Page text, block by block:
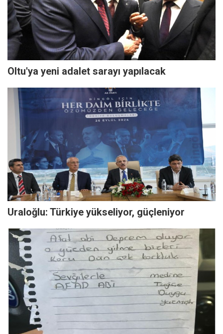
Oltu'ya yeni adalet sarayı yapılacak
Uraloğlu: Türkiye yükseliyor, güçleniyor